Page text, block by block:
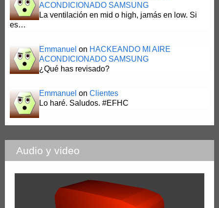
ACONDICIONADO SAMSUNG
La ventilación en mid o high, jamás en low. Si
es…
Emmanuel on HACKEANDO MI AIRE
ACONDICIONADO SAMSUNG
¿Qué has revisado?
Emmanuel on Clientes
Lo haré. Saludos. #EFHC
Audio y video